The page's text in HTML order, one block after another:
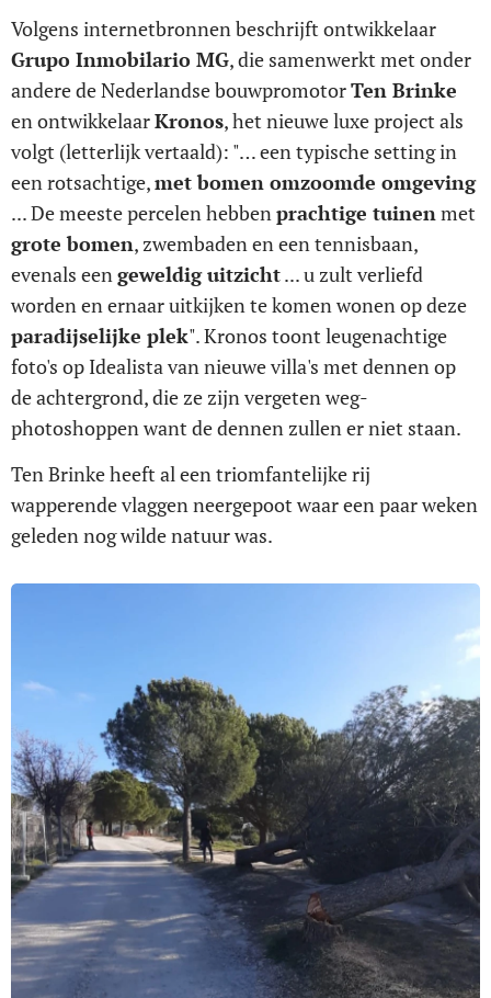
Volgens internetbronnen beschrijft ontwikkelaar
Grupo Inmobilario MG, die samenwerkt met onder
andere de Nederlandse bouwpromotorTen Brinke
en ontwikkelaarKronos, het nieuwe luxe project als
volgt (letterlijk vertaald): "… een typische setting in
een rotsachtige,met bomen omzoomde omgeving
... De meeste percelen hebbenprachtige tuinenmet
grote bomen, zwembaden en een tennisbaan,
evenals eengeweldig uitzicht... u zult verliefd
worden en ernaar uitkijken te komen wonen op deze
paradijselijke plek". Kronos toont leugenachtige
foto's op Idealista van nieuwe villa's met dennen op
de achtergrond, die ze zijn vergeten weg-
photoshoppen want de dennen zullen er niet staan.
Ten Brinke heeft al een triomfantelijke rij
wapperende vlaggen neergepoot waar een paar weken
geleden nog wilde natuur was.